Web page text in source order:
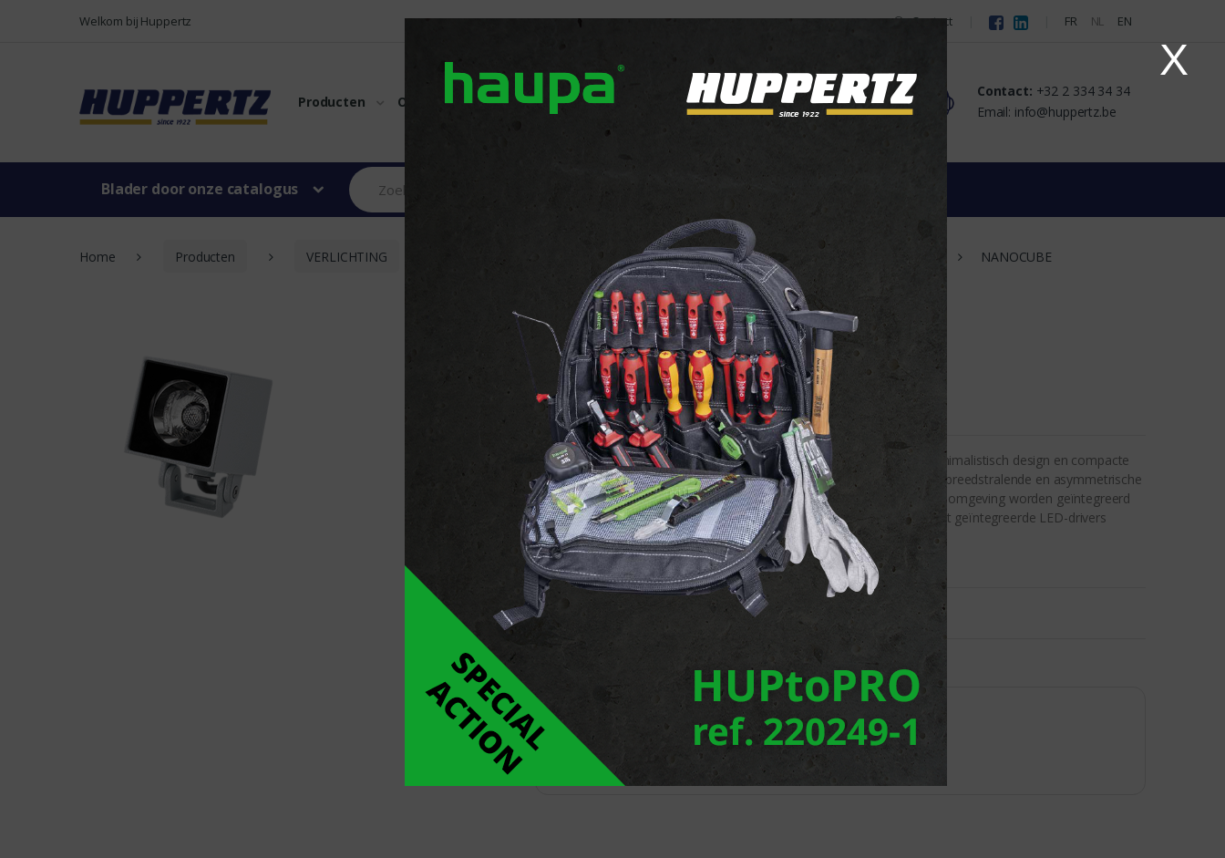
X
Welkom bij Huppertz Contact FR NL EN
Producten Over ons Onze merken Nieuws Downloads Contact
Contact: +32 2 334 34 34
Email: info@huppertz.be
Blader door onze catalogus
Home Producten VERLICHTING DECORATIEVE VERLICHTING Decoratieve Projectoren NANOCUBE
NANOCUBE
NANOCUBE
Bekijk de website van de leverancier
Nanocube is een nieuwe serie buitenverlichtingsarmaturen met een minimalistisch design en compacte
afmetingen. Voor dit productassortiment is er keuze uit smalstralende, breedstralende en asymmetrische
lichtverdelingen. De armaturen kunnen onopvallend in de architecturale omgeving worden geïntegreerd
en leveren ondanks hun miniatuurformaat een hoge lichtopbrengst. Met geïntegreerde LED-drivers
kunnen ze direct worden aangesloten op de netspanningsvoeding.
NANOCUBE